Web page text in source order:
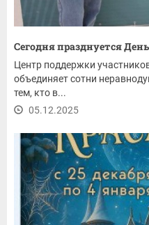
Сегодня празднуется
Центр поддержки
объединяет сотни
тем, кто в...
05.12.2025